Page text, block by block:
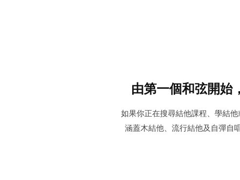
由第一個和弦開始
如果你正在搜尋結他課程、學結
涵蓋木結他、流行結他及自彈自